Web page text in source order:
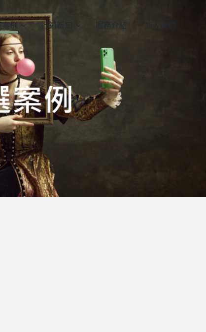
例 行銷新知 服務介紹 加入我們